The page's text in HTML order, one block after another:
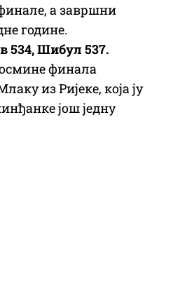
а завршни
године.
534, Шибул 537.
осмине финала
из Ријеке, која ју
још једну